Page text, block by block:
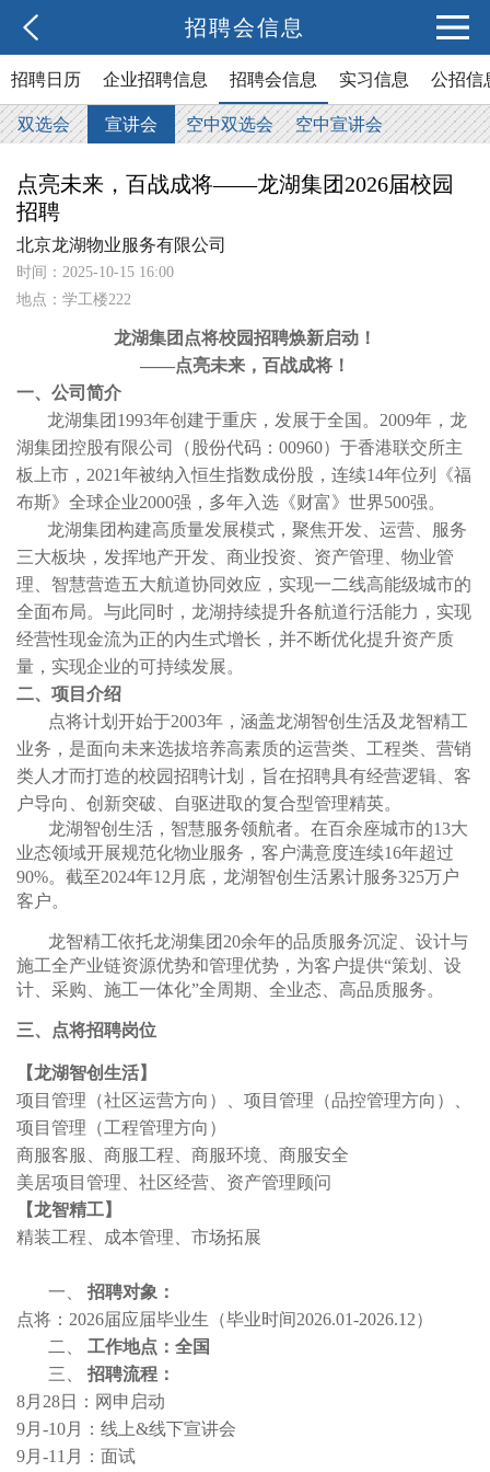
招聘会信息
招聘日历 企业招聘信息 招聘会信息 实习信息 公招信
双选会 宣讲会 空中双选会 空中宣讲会
点亮未来，百战成将——龙湖集团2026届校园
招聘
北京龙湖物业服务有限公司
时间：2025-10-15 16:00
地点：学工楼222
龙湖集团点将校园招聘焕新启动！
——点亮未来，百战成将！
一、 公司简介
龙湖集团 1993年创建于重庆，发展于全国。2009年，龙
湖集团控股有限公司（股份代码：00960）于香港联交所主
板上市，2021年被纳入恒生指数成份股，连续14年位列《福
布斯》全球企业2000强，多年入选《财富》世界500强。
龙湖集团构建高质量发展模式，聚焦开发、运营、服务
三大板块，发挥地产开发、商业投资、资产管理、物业管
理、智慧营造五大航道协同效应，实现一二线高能级城市的
全面布局。与此同时，龙湖持续提升各航道行活能力，实现
经营性现金流为正的内生式增长，并不断优化提升资产质
量，实现企业的可持续发展。
二、 项目介绍
点将计划开始于2003年，涵盖龙湖智创生活及龙智精工
业务，是面向未来选拔培养高素质的运营类、工程类、营销
类人才而打造的校园招聘计划，旨在招聘具有经营逻辑、客
户导向、创新突破、自驱进取的复合型管理精英。
龙湖智创生活， 智慧服务领航者。在百余座城市的13大
业态领域开展规范化物业服务，客户满意度连续16年超过
90%。截至2024年12月底，龙湖智创生活累计服务325万户
客户。
龙智精工依托龙湖集团 20余年的品质服务沉淀、设计与
施工全产业链资源优势和管理优势，为客户提供“策划、设
计、采购、施工一体化”全周期、全业态、高品质服务。
三、点将招聘岗位
【龙湖智创生活】
项目管理（社区运营方向）、项目管理（品控管理方向）
项目管理（工程管理方向）
商服客服、 商服工程 、商服环境 、商服安全
美居项目管理、社区经营、资产管理顾问
【龙智精工】
精装工程 成本管理、市场拓展
一、 招聘对象：
点将： 2026届应届毕业生（毕业时间2026.01-2026.12）
二、 工作地点：全国
三、 招聘流程：
8月 28日：网申启动
9月 -10月：线上&线下宣讲会
9月 -11 月：面试